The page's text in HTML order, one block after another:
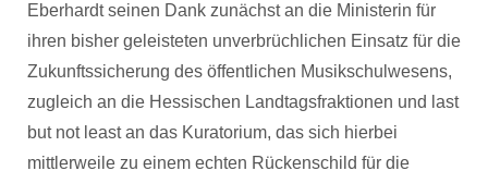
Eberhardt seinen Dank zunächst an die Ministerin für
ihren bisher geleisteten unverbrüchlichen Einsatz für die
Zukunftssicherung des öffentlichen Musikschulwesens,
zugleich an die Hessischen Landtagsfraktionen und last
but not least an das Kuratorium, das sich hierbei
mittlerweile zu einem echten Rückenschild für die